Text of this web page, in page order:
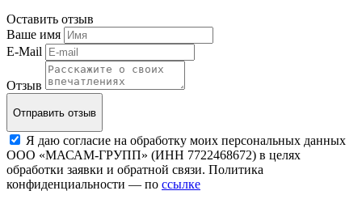
Оставить отзыв
Ваше имя
E-Mail
Отзыв
Отправить отзыв
Я даю согласие на обработку моих персональных данных
ООО «МАСАМ-ГРУПП» (ИНН 7722468672) в целях
обработки заявки и обратной связи. Политика
конфиденциальности — по ссылке